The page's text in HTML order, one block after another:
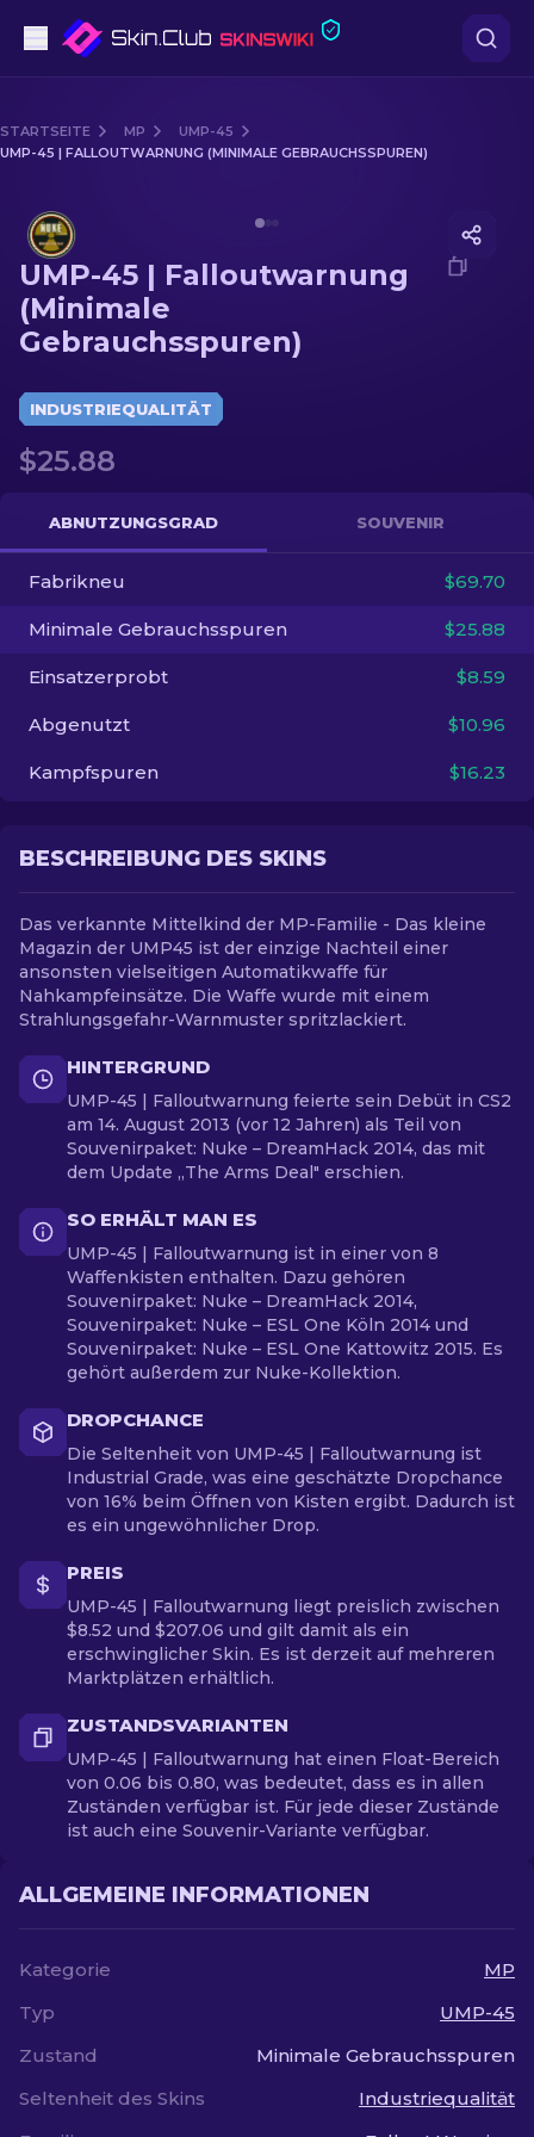
Mittelklasse
Gewehr
Scharfschützengewehr
Messer
Handschuh
Kisten
Andere
DE
STARTSEITE MP
UMP-45
UMP-45 | FALLOUTWARNUNG (MINIMALE GEBRAUCHSSPUREN)
UMP-45 | Falloutwarnung
(Minimale
Gebrauchsspuren)
INDUSTRIEQUALITÄT
$25.88
ABNUTZUNGSGRAD SOUVENIR
Fabrikneu $69.70
Minimale Gebrauchsspuren $25.88
Einsatzerprobt $8.59
Abgenutzt $10.96
Kampfspuren $16.23
BESCHREIBUNG DES SKINS
Das verkannte Mittelkind der MP-Familie - Das kleine
Magazin der UMP45 ist der einzige Nachteil einer
ansonsten vielseitigen Automatikwaffe für
Nahkampfeinsätze. Die Waffe wurde mit einem
Strahlungsgefahr-Warnmuster spritzlackiert.
HINTERGRUND
UMP-45 | Falloutwarnung feierte sein Debüt in CS2
am 14. August 2013 (vor 12 Jahren) als Teil von
Souvenirpaket: Nuke – DreamHack 2014, das mit
dem Update „The Arms Deal" erschien.
SO ERHÄLT MAN ES
UMP-45 | Falloutwarnung ist in einer von 8
Waffenkisten enthalten. Dazu gehören
Souvenirpaket: Nuke – DreamHack 2014,
Souvenirpaket: Nuke – ESL One Köln 2014 und
Souvenirpaket: Nuke – ESL One Kattowitz 2015. Es
gehört außerdem zur Nuke-Kollektion.
DROPCHANCE
Die Seltenheit von UMP-45 | Falloutwarnung ist
Industrial Grade, was eine geschätzte Dropchance
von 16% beim Öffnen von Kisten ergibt. Dadurch ist
es ein ungewöhnlicher Drop.
PREIS
UMP-45 | Falloutwarnung liegt preislich zwischen
$8.52 und $207.06 und gilt damit als ein
erschwinglicher Skin. Es ist derzeit auf mehreren
Marktplätzen erhältlich.
ZUSTANDSVARIANTEN
UMP-45 | Falloutwarnung hat einen Float-Bereich
von 0.06 bis 0.80, was bedeutet, dass es in allen
Zuständen verfügbar ist. Für jede dieser Zustände
ist auch eine Souvenir-Variante verfügbar.
ALLGEMEINE INFORMATIONEN
Kategorie
MP
Typ
UMP-45
Zustand
Minimale Gebrauchsspuren
Seltenheit des Skins
Industriequalität